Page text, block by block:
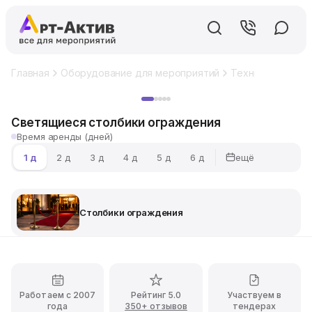
Главная Оборудование для мероприятий Техническое
Светящиеся столбики ограждения
Время аренды (дней)
1 д
2 д 3 д 4 д 5 д 6 д ещё
Столбики ограждения
Работаем с 2007
года
Рейтинг 5.0
350+ отзывов
Участвуем в
тендерах